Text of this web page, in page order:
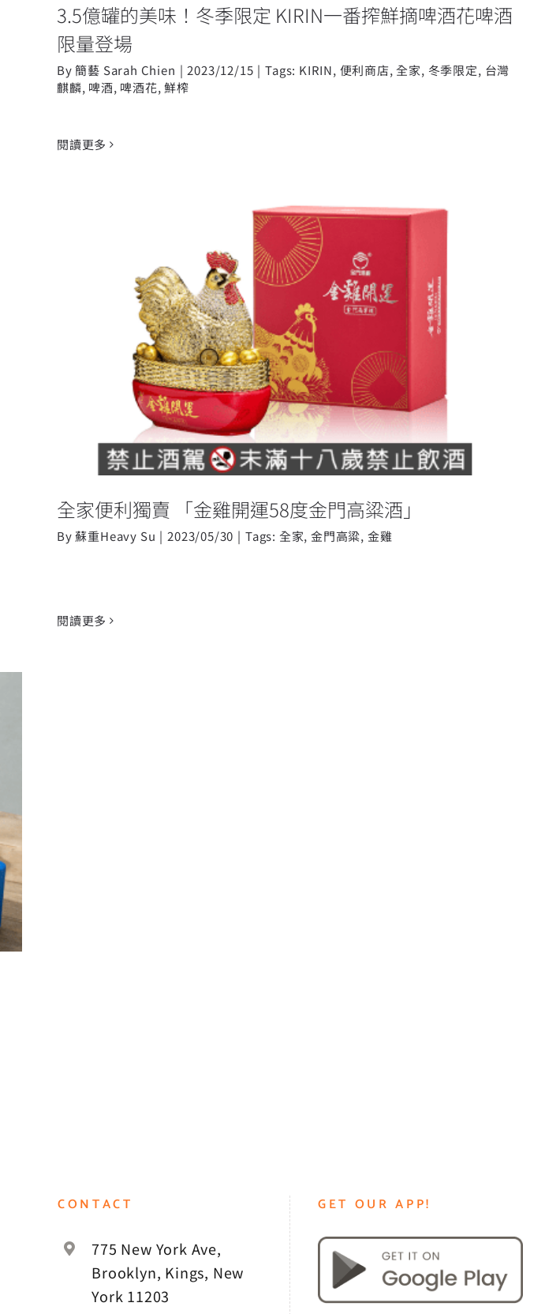
3.5億罐的美味！冬季限定 KIRIN一番搾鮮摘啤酒花啤酒
限量登場
By簡藝 Sarah Chien | 2023/12/15 | Tags: KIRIN, 便利商店,全家, 冬季限定, 台灣
麒麟, 啤酒, 啤酒花,鮮榨
閱讀更多
全家便利獨賣 「金雞開運58度金門高粱酒」
全家便利獨賣 「金雞開運58度金門高粱酒」
By蘇重Heavy Su | 2023/05/30 | Tags: 全家,金門高粱, 金雞
閱讀更多
CONTACT
775 New York Ave,
Brooklyn, Kings, New
York 11203
GET OUR APP!